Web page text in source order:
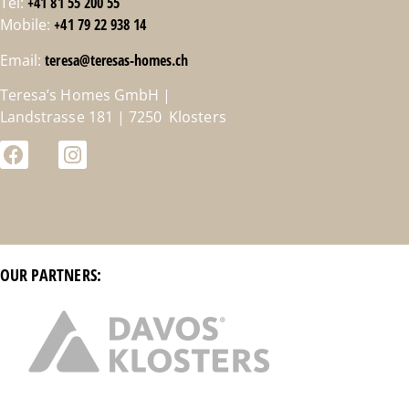
Mobile:+41 79 22 938 14
Email:teresa@teresas-homes.ch
Teresa’s Homes GmbH |
Landstrasse 181 | 7250 Klosters
OUR PARTNERS: